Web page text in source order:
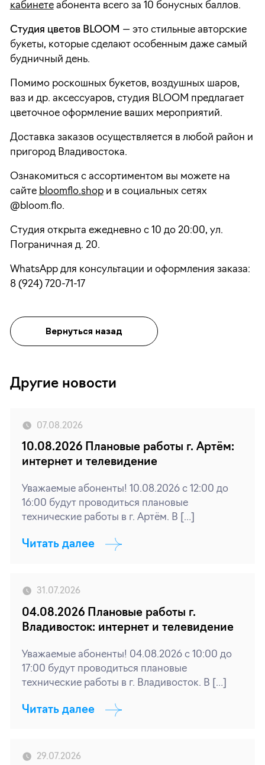
кабинетеабонента всего за 10 бонусных баллов.
Студия цветов BLOOM — это стильные авторские
букеты, которые сделают особенным даже самый
будничный день. ⠀
Помимо роскошных букетов, воздушных шаров,
ваз и др. аксессуаров, студия BLOOM предлагает
цветочное оформление ваших мероприятий.
Доставка заказов осуществляется в любой район и
пригород Владивостока.
Ознакомиться с ассортиментом вы можете на
сайте bloomflo.shopи в социальных сетях
@bloom.flo.
Студия открыта ежедневно с 10 до 20:00, ул.
Пограничная д. 20.
WhatsApp для консультации и оформления заказа:
8 (924) 720-71-17
Вернуться назад
Другие новости
07.08.2026
10.08.2026 Плановые работы г. Артём:
интернет и телевидение
Уважаемые абоненты! 10.08.2026 с 12:00 до
16:00 будут проводиться плановые
технические работы в г. Артём. В […]
Читать далее
31.07.2026
04.08.2026 Плановые работы г.
Владивосток: интернет и телевидение
Уважаемые абоненты! 04.08.2026 с 10:00 до
17:00 будут проводиться плановые
технические работы в г. Владивосток. В […]
Читать далее
29.07.2026